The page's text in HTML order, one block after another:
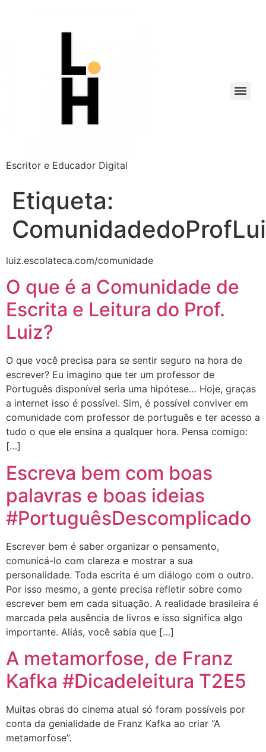
Escritor e Educador Digital
Etiqueta:
luiz.escolateca.com/comunidade
O que é a Comunidade de
Escrita e Leitura do Prof.
Luiz?
O que você precisa para se sentir seguro na hora de
escrever? Eu imagino que ter um professor de
Português disponível seria uma hipótese… Hoje, graças
a internet isso é possível. Sim, é possível conviver em
comunidade com professor de português e ter acesso a
tudo o que ele ensina a qualquer hora. Pensa comigo:
[…]
Escreva bem com boas
palavras e boas ideias
#PortuguêsDescomplicado
Escrever bem é saber organizar o pensamento,
comunicá-lo com clareza e mostrar a sua
personalidade. Toda escrita é um diálogo com o outro.
Por isso mesmo, a gente precisa refletir sobre como
escrever bem em cada situação. A realidade brasileira é
marcada pela ausência de livros e isso significa algo
importante. Aliás, você sabia que […]
A metamorfose, de Franz
Kafka #Dicadeleitura T2E5
Muitas obras do cinema atual só foram possíveis por
conta da genialidade de Franz Kafka ao criar “A
metamorfose”.